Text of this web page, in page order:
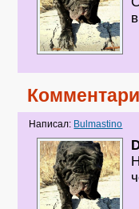
Написал: Bulmastino